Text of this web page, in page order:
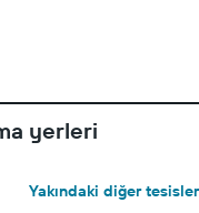
yerleri
Yakındaki diğer tesisler